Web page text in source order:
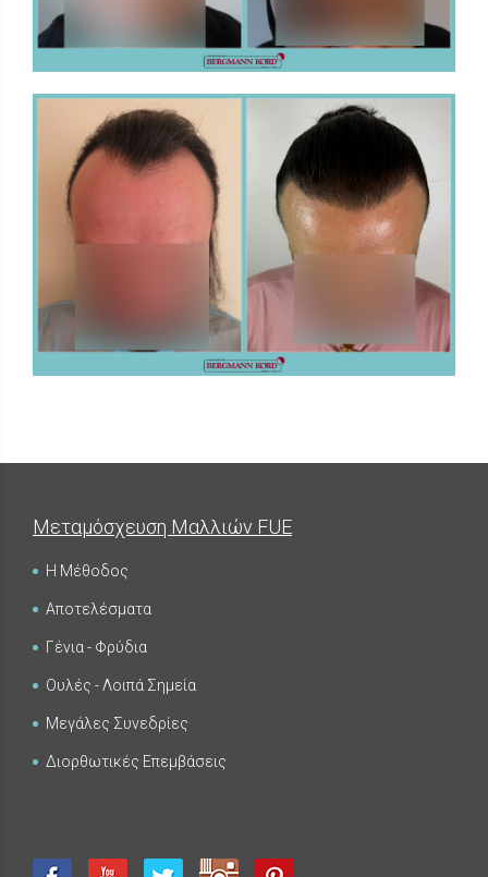
FUE - Αποτελέσματα - Photo Galleries
ΜΕΤΑΜΟΣΧΕΥΣΗ ΜΑΛΛΙΩΝ
FUE - Αποτελέσματα - Photo Galleries
ΜΕΤΑΜΟΣΧΕΥΣΗ ΜΑΛΛΙΩΝ
ΜΕΤΑΜΟΣΧΕΥΣΗ ΜΑΛΛΙΩΝ
Μεταμόσχευση Μαλλιών FUE
Η Μέθοδος
Αποτελέσματα
Γένια - Φρύδια
Ουλές - Λοιπά Σημεία
Μεγάλες Συνεδρίες
Διορθωτικές Επεμβάσεις